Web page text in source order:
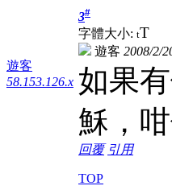
遊客
58.153.126.x
3#
字體大小: tT
遊客 2008/2/
如果
穌，
回覆 引用
TOP